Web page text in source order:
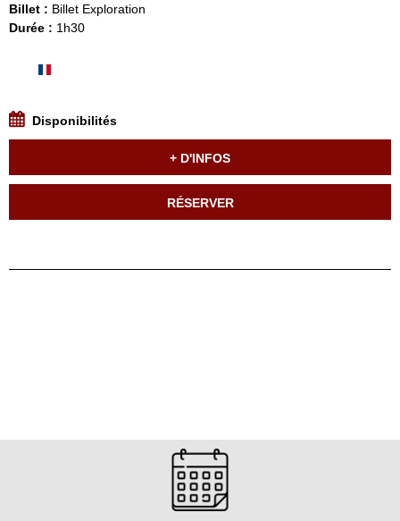
Billet : Billet Exploration
Durée : 1h30
Disponibilités
+ D'INFOS
RÉSERVER